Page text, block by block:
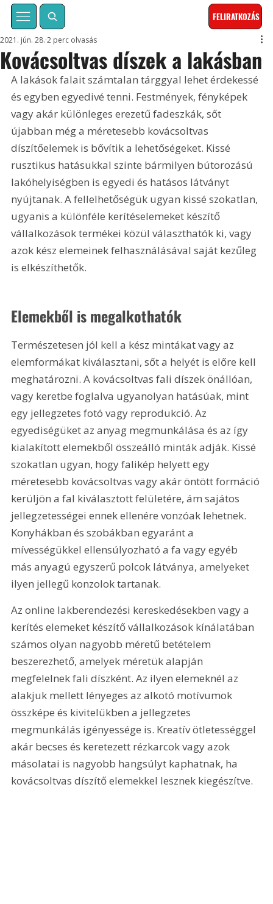
FELIRATKOZÁS
Kovácsoltvas díszek a lakásban
2021. jún. 28. 2 perc olvasás
A lakások falait számtalan tárggyal lehet érdekessé
és egyben egyedivé tenni. Festmények, fényképek
vagy akár különleges erezetű fadeszkák, sőt
újabban még a méretesebb kovácsoltvas
díszítőelemek is bővítik a lehetőségeket. Kissé
rusztikus hatásukkal szinte bármilyen bútorozású
lakóhelyiségben is egyedi és hatásos látványt
nyújtanak. A fellelhetőségük ugyan kissé szokatlan,
ugyanis a különféle kerítéselemeket készítő
vállalkozások termékei közül választhatók ki, vagy
azok kész elemeinek felhasználásával saját kezűleg
is elkészíthetők.
Elemekből is megalkothatók
Természetesen jól kell a kész mintákat vagy az
elemformákat kiválasztani, sőt a helyét is előre kell
meghatározni. A kovácsoltvas fali díszek önállóan,
vagy keretbe foglalva ugyanolyan hatásúak, mint
egy jellegzetes fotó vagy reprodukció. Az
egyediségüket az anyag megmunkálása és az így
kialakított elemekből összeálló minták adják. Kissé
szokatlan ugyan, hogy falikép helyett egy
méretesebb kovácsoltvas vagy akár öntött formáció
kerüljön a fal kiválasztott felületére, ám sajátos
jellegzetességei ennek ellenére vonzóak lehetnek.
Konyhákban és szobákban egyaránt a
mívességükkel ellensúlyozható a fa vagy egyéb
más anyagú egyszerű polcok látványa, amelyeket
ilyen jellegű konzolok tartanak.
Az online lakberendezési kereskedésekben vagy a
kerítés elemeket készítő vállalkozások kínálatában
számos olyan nagyobb méretű betételem
beszerezhető, amelyek méretük alapján
megfelelnek fali díszként. Az ilyen elemeknél az
alakjuk mellett lényeges az alkotó motívumok
összképe és kivitelükben a jellegzetes
megmunkálás igényessége is. Kreatív ötletességgel
akár becses és keretezett rézkarcok vagy azok
másolatai is nagyobb hangsúlyt kaphatnak, ha
kovácsoltvas díszítő elemekkel lesznek kiegészítve.